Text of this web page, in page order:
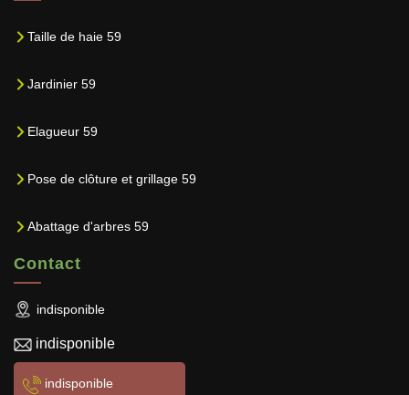
Taille de haie 59
Jardinier 59
Elagueur 59
Pose de clôture et grillage 59
Abattage d'arbres 59
Contact
indisponible
indisponible
indisponible